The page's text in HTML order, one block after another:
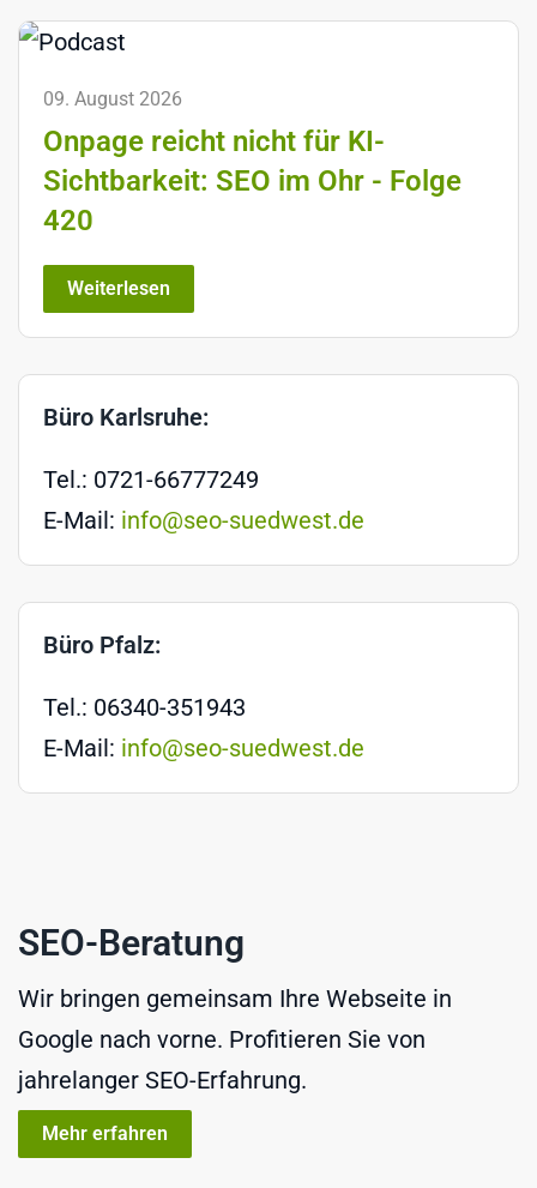
09. August 2026
Onpage reicht nicht für KI-
Sichtbarkeit: SEO im Ohr - Folge
420
Weiterlesen
Büro Karlsruhe:
Tel.: 0721-66777249
E-Mail: info@seo-suedwest.de
Büro Pfalz:
Tel.: 06340-351943
E-Mail: info@seo-suedwest.de
SEO-Beratung
Wir bringen gemeinsam Ihre Webseite in
Google nach vorne. Profitieren Sie von
jahrelanger SEO-Erfahrung.
Mehr erfahren